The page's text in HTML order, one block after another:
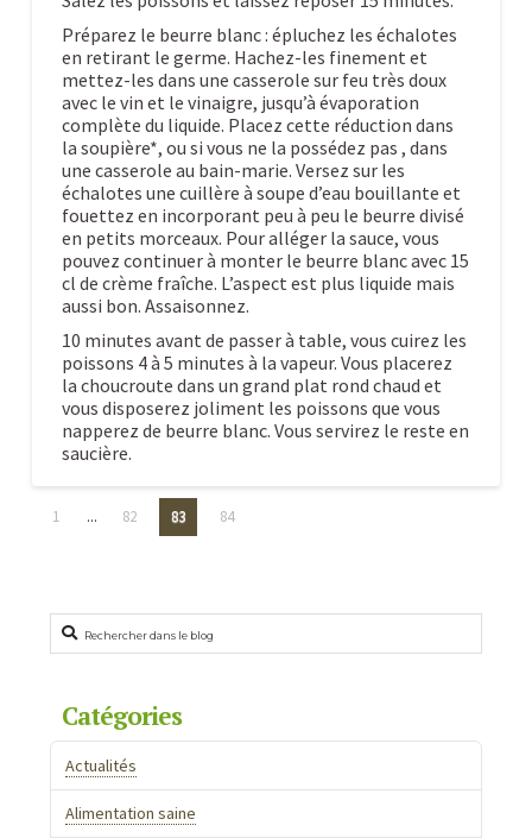
Préparez le beurre blanc : épluchez les échalotes
en retirant le germe. Hachez-les finement et
mettez-les dans une casserole sur feu très doux
avec le vin et le vinaigre, jusqu’à évaporation
complète du liquide. Placez cette réduction dans
la soupière*, ou si vous ne la possédez pas , dans
une casserole au bain-marie. Versez sur les
échalotes une cuillère à soupe d’eau bouillante et
fouettez en incorporant peu à peu le beurre divisé
en petits morceaux. Pour alléger la sauce, vous
pouvez continuer à monter le beurre blanc avec 15
cl de crème fraîche. L’aspect est plus liquide mais
aussi bon. Assaisonnez.
10 minutes avant de passer à table, vous cuirez les
poissons 4 à 5 minutes à la vapeur. Vous placerez
la choucroute dans un grand plat rond chaud et
vous disposerez joliment les poissons que vous
napperez de beurre blanc. Vous servirez le reste en
saucière.
Caroline Choucroute
de
1 ... 82 83 84
Rechercher
Catégories
Actualités
Alimentation saine